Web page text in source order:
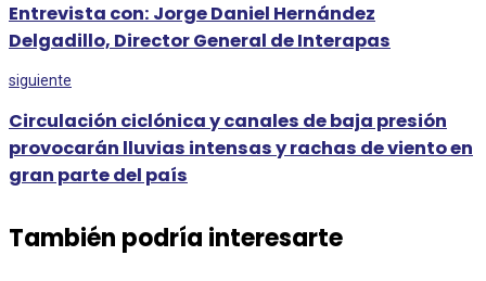
Entrevista con: Jorge Daniel Hernández
Delgadillo, Director General de Interapas
siguiente
Circulación ciclónica y canales de baja presión
provocarán lluvias intensas y rachas de viento en
gran parte del país
También podría interesarte